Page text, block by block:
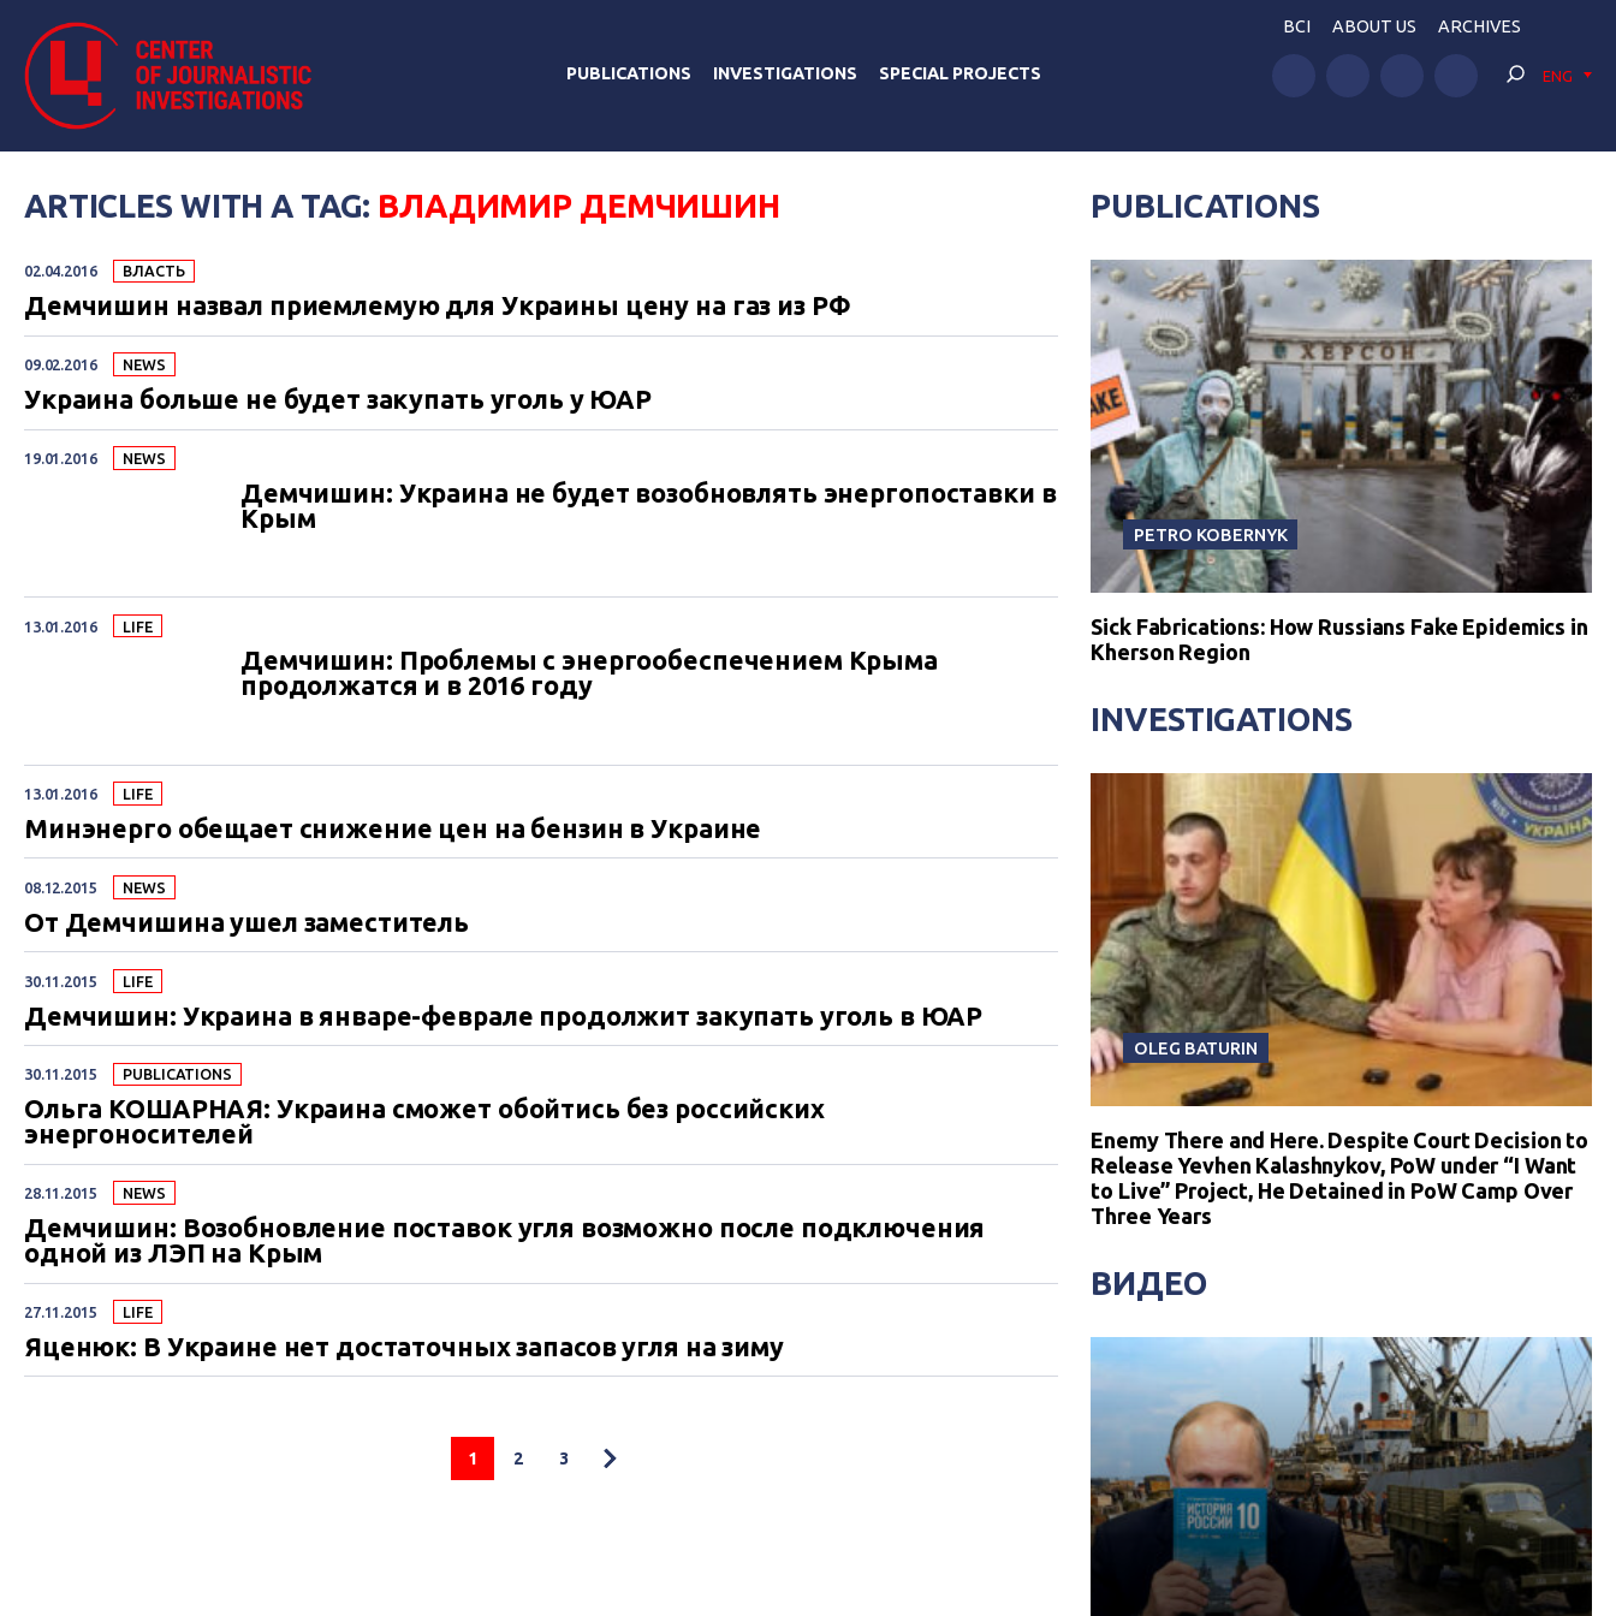
PUBLICATIONS INVESTIGATIONS SPECIAL PROJECTS
BCI ABOUT US ARCHIVES
ENG
ARTICLES WITH A TAG: ВЛАДИМИР ДЕМЧИШИН
02.04.2016 ВЛАСТЬ
Демчишин назвал приемлемую для Украины цену на газ из РФ
09.02.2016 NEWS
Украина больше не будет закупать уголь у ЮАР
19.01.2016 NEWS
Демчишин: Украина не будет возобновлять энергопоставки в
Крым
13.01.2016 LIFE
Демчишин: Проблемы с энергообеспечением Крыма
продолжатся и в 2016 году
13.01.2016 LIFE
Минэнерго обещает снижение цен на бензин в Украине
08.12.2015 NEWS
От Демчишина ушел заместитель
30.11.2015 LIFE
Демчишин: Украина в январе-феврале продолжит закупать уголь в ЮАР
30.11.2015 PUBLICATIONS
Ольга КОШАРНАЯ: Украина сможет обойтись без российских
энергоносителей
28.11.2015 NEWS
Демчишин: Возобновление поставок угля возможно после подключения
одной из ЛЭП на Крым
27.11.2015 LIFE
Яценюк: В Украине нет достаточных запасов угля на зиму
1 2 3
PUBLICATIONS
PETRO KOBERNYK
Sick Fabrications: How Russians Fake Epidemics in
Kherson Region
INVESTIGATIONS
OLEG BATURIN
Enemy There and Here. Despite Court Decision to
Release Yevhen Kalashnykov, PoW under “I Want
to Live” Project, He Detained in PoW Camp Over
Three Years
ВИДЕО